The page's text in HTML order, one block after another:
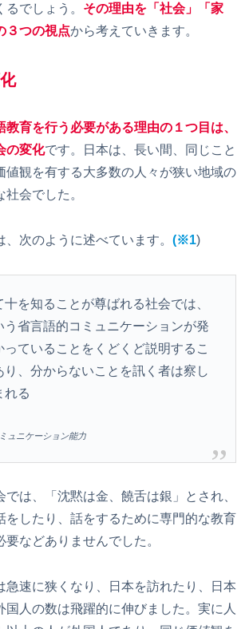
るでしょう。 その理由を「社会」「家
３つの視点から考えていきます。
教育を行う必要がある理由の１つ目は、
の変化です。日本は、長い間、同じこと
値観を有する大多数の人々が狭い地域の
会でした。
、次のように述べています。 (※1)
を知ることが尊ばれる社会では、
う省言語的コミュニケーションが発
っていることをくどくど説明するこ
り、分からないことを訊く者は察し
れる
ュニケーション能力
は、「沈黙は金、饒舌は銀」とされ、
をしたり、話をするために専門的な教育
要などありませんでした。
速に狭くなり、日本を訪れたり、日本
国人の数は飛躍的に伸びました。実に人